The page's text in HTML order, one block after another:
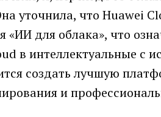
уточнила, что Huawei
для облака», что
в интеллектуальные с
создать лучшую
и